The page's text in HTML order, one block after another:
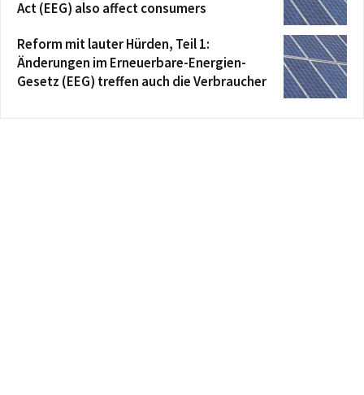
Act (EEG) also affect consumers
Reform mit lauter Hürden, Teil 1:
Änderungen im Erneuerbare-Energien-
Gesetz (EEG) treffen auch die Verbraucher